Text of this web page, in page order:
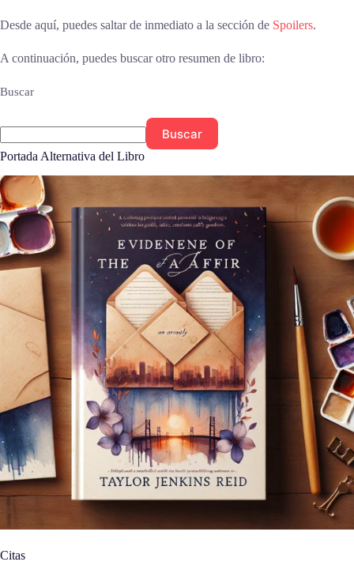
Desde aquí, puedes saltar de inmediato a la sección de Spoilers.
A continuación, puedes buscar otro resumen de libro:
Buscar
Buscar
Portada Alternativa del Libro
Citas